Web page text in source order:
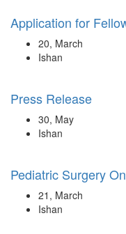
Application for
20, March
Ishan
Press Release
30, May
Ishan
Pediatric Surgery
21, March
Ishan